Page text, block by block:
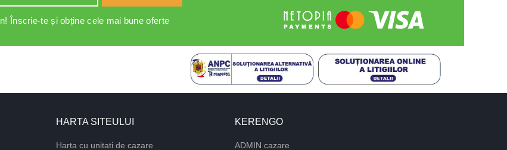
Înscrie-te și obține cele mai bune oferte
HARTA SITEULUI
Harta cu unitati de cazare
KERENGO
ADMIN cazare